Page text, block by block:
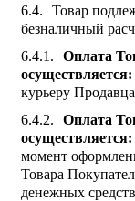
Товар
безналичный
Оплата
осуществляется:
курьеру
Оплата
осуществляется:
момент
Товара
денежных